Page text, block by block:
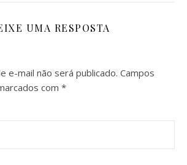
UMA RESPOSTA
e-mail não será publicado. Campos
com *